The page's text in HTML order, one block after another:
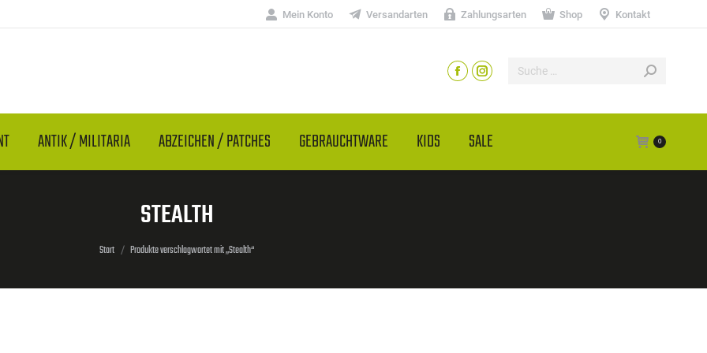
Mein Konto Versandarten Zahlungsarten Shop Kontakt
ANTIK / MILITARIA ABZEICHEN / PATCHES GEBRAUCHTWARE KIDS SALE 0
STEALTH
Sie befinden sich hier:
Start Produkte verschlagwortet mit „Stealth“